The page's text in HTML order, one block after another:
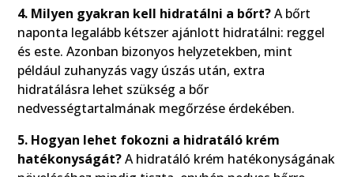
4. Milyen gyakran kell hidratálni a bőrt?A bőrt
naponta legalább kétszer ajánlott hidratálni: reggel
és este. Azonban bizonyos helyzetekben, mint
például zuhanyzás vagy úszás után, extra
hidratálásra lehet szükség a bőr
nedvességtartalmának megőrzése érdekében.
5. Hogyan lehet fokozni a hidratáló krém
hatékonyságát?A hidratáló krém hatékonyságának